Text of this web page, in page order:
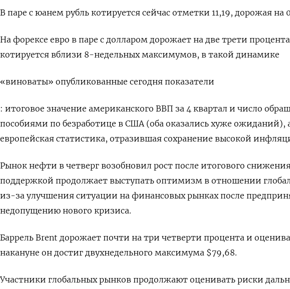
В паре с юанем рубль котируется сейчас отметки 11,19, дорожая на
На форексе евро в паре с долларом дорожает на две трети
котируется вблизи 8-недельных максимумов, в такой динамике
«виноваты» опубликованные сегодня показатели
: итоговое значение американского ВВП за 4 квартал и число
пособиями по безработице в США (оба оказались хуже ожиданий),
европейская статистика, отразившая сохранение высокой
Рынок нефти в четверг возобновил рост после итогового
поддержкой продолжает выступать оптимизм в отношении
из-за улучшения ситуации на финансовых рынках после
недопущению нового кризиса.
Баррель Brent дорожает почти на три четверти процента и
накануне он достиг двухнедельного максимума $79,68.
Участники глобальных рынков продолжают оценивать риски